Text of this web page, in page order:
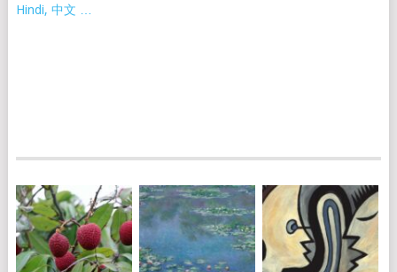
Hindi, 中文 …